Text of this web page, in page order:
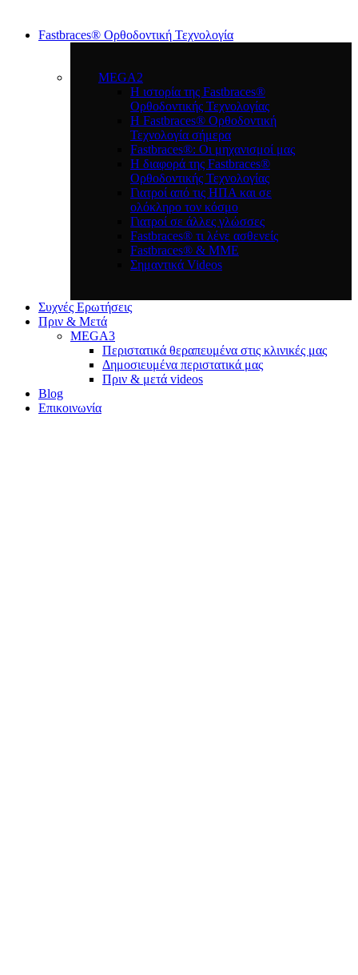
Fastbraces® Ορθοδοντική Τεχνολογία
MEGA2
Η ιστορία της Fastbraces®
Ορθοδοντικής Τεχνολογίας
H Fastbraces® Ορθοδοντική
Τεχνολογία σήμερα
Fastbraces®: Οι μηχανισμοί μας
Η διαφορά της Fastbraces®
Ορθοδοντικής Τεχνολογίας
Γιατροί από τις ΗΠΑ και σε
ολόκληρο τον κόσμο
Γιατροί σε άλλες γλώσσες
Fastbraces® τι λένε ασθενείς
Fastbraces® & ΜΜΕ
Σημαντικά Videos
Συχνές Ερωτήσεις
Πριν & Μετά
MEGA3
Περιστατικά θεραπευμένα στις κλινικές μας
Δημοσιευμένα περιστατικά μας
Πριν & μετά videos
Blog
Επικοινωνία